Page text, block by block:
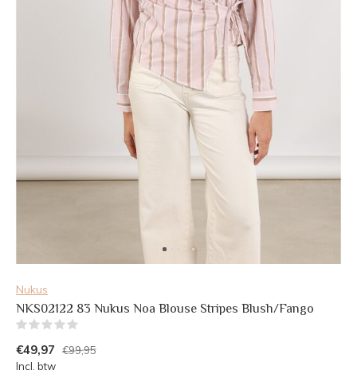
Nukus
NKS02122 83 Nukus Noa Blouse Stripes Blush/Fango
€49,97
€99,95
Incl. btw